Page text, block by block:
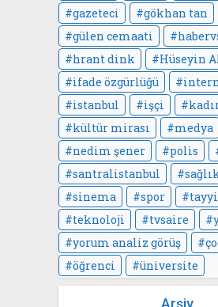
gazeteci
gökhan tan
gülen cemaati
hrant dink
Hüseyin
ifade özgürlüğü
istanbul
işçi
kültür mirası
medya
nedim şener
polis
santralistanbul
sinema
spor
teknoloji
tvsaire
yorum analiz görüş
öğrenci
üniversite
Arşiv